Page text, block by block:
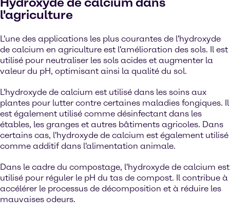
l'agriculture
L'une des applications les plus courantes de l'hydroxyde
de calcium en agriculture est l'amélioration des sols. Il est
utilisé pour neutraliser les sols acides et augmenter la
valeur du pH, optimisant ainsi la qualité du sol.
L'hydroxyde de calcium est utilisé dans les soins aux
plantes pour lutter contre certaines maladies fongiques. Il
est également utilisé comme désinfectant dans les
étables, les granges et autres bâtiments agricoles. Dans
certains cas, l'hydroxyde de calcium est également utilisé
comme additif dans l'alimentation animale.
Dans le cadre du compostage, l'hydroxyde de calcium est
utilisé pour réguler le pH du tas de compost. Il contribue à
accélérer le processus de décomposition et à réduire les
mauvaises odeurs.